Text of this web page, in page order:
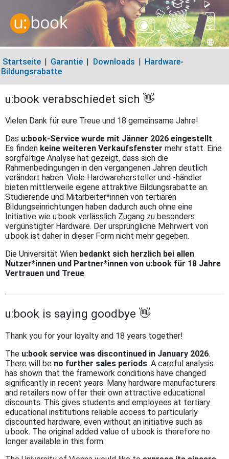
Startseite | Garantie | Downloads | Hardware-
Bildungsrabatte
u:book verabschiedet sich 👋
Vielen Dank für eure Treue und 18 gemeinsame Jahre!
Das u:book-Service wurde mit Jänner 2026 eingestellt.
Es finden keine weiteren Verkaufsfenster mehr statt. Eine
sorgfältige Analyse hat gezeigt, dass sich die
Rahmenbedingungen in den vergangenen Jahren deutlich
verändert haben. Viele Hardwarehersteller und -händler
bieten mittlerweile eigene attraktive Bildungsrabatte an.
Studierende und Mitarbeiter*innen von tertiären
Bildungseinrichtungen haben dadurch auch ohne eine
Initiative wie u:book verlässlich Zugang zu besonders
vergünstigter Hardware. Der ursprüngliche Mehrwert von
u:book ist daher in dieser Form nicht mehr gegeben.
Die Universität Wien bedankt sich herzlich bei allen
Nutzer*innen und Partner*innen von u:book für 18 Jahre
Vertrauen und Treue.
u:book is saying goodbye 👋
Thank you for your loyalty and 18 years together!
The u:book service was discontinued in January 2026.
There will be no further sales periods. A careful analysis
has shown that the framework conditions have changed
significantly in recent years. Many hardware manufacturers
and retailers now offer their own attractive educational
discounts. This gives students and employees at tertiary
educational institutions reliable access to particularly
discounted hardware, even without an initiative such as
u:book. The original added value of u:book is therefore no
longer available in this form.